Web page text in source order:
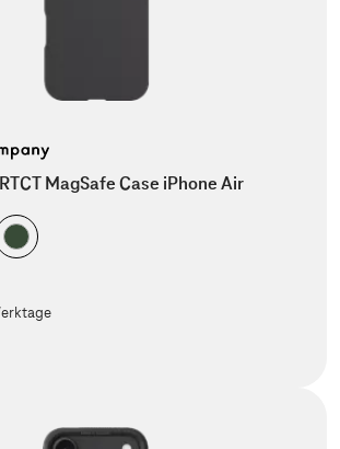
MagSafe Case iPhone Air